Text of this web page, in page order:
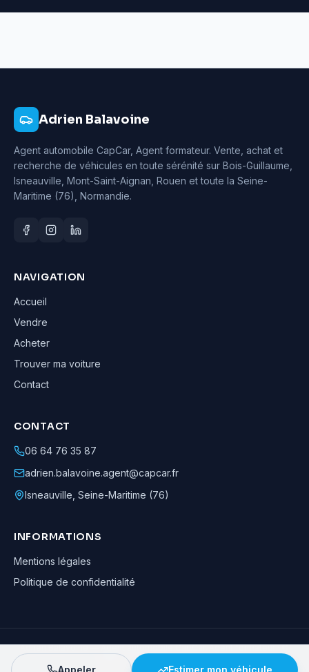
Adrien Balavoine
Agent automobile CapCar, Agent formateur. Vente, achat et
recherche de véhicules en toute sérénité sur Bois-Guillaume,
Isneauville, Mont-Saint-Aignan, Rouen et toute la Seine-
Maritime (76), Normandie.
NAVIGATION
Accueil
Vendre
Acheter
Trouver ma voiture
Contact
CONTACT
06 64 76 35 87
adrien.balavoine.agent@capcar.fr
Isneauville Seine-Maritime (76)
INFORMATIONS
Mentions légales
Politique de confidentialité
Adrien Balavoine—Agent automobile CapCar, Agent formateur· ©
· Tous droits réservés
Appeler Estimer mon véhicule